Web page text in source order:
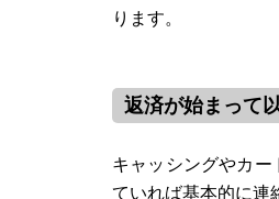
ります。
返済が始まって
キャッシングやカ
ていれば基本的に連